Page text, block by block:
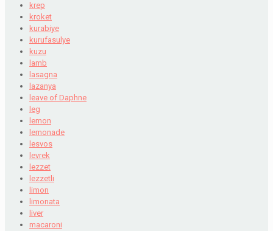
krep
kroket
kurabiye
kurufasulye
kuzu
lamb
lasagna
lazanya
leave of Daphne
leg
lemon
lemonade
lesvos
levrek
lezzet
lezzetli
limon
limonata
liver
macaroni